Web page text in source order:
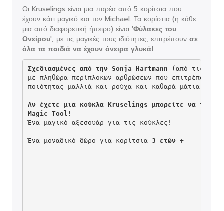
Οι Kruselings είναι μια παρέα από 5 κορίτσια που
έχουν κάτι μαγικό και τον Michael. Τα κορίστια (η κάθε
μια από διαφορετική ήπειρο) είναι 'Φύλακες του
Ονείρου', με τις μαγικές τους ιδιότητες, επιτρέπουν σε
όλα τα παιδιά να έχουν όνειρα γλυκά!
Σχεδιασμένες από την Sonja Hartmann (από τις
με πληθώρα περίπλοκων αρθρώσεων που επιτρέπουν
ποιότητας μαλλιά και ρούχα και καθαρά μάτια από
Αν έχετε μια κούκλα Kruselings μπορείτε να την
Magic Tool!
Ένα μαγικό αξεσουάρ για τις κούκλες!
Ένα μοναδικό δώρο για κορίτσια 3 ετών +